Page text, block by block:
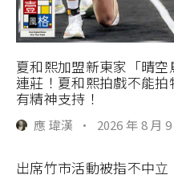
夏和熙加盟新東家「晴
連莊！夏和熙拍戲不能
有精神支持！
應 瑋漢 · 2026 年 8 月 9
出席竹市活動被指不中